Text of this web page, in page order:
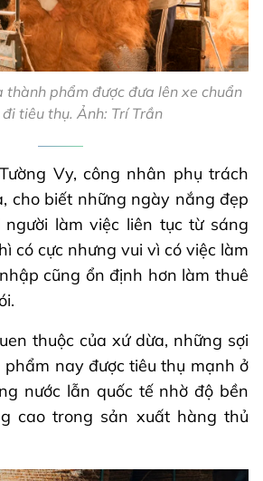
thành phẩm được đưa lên xe chuẩn
tiêu thụ. Ảnh: Trí Trần
Vy, công nhân phụ trách
cho biết những ngày nắng đẹp
làm việc liên tục từ sáng
có cực nhưng vui vì có việc làm
cũng ổn định hơn làm thuê
thuộc của xứ dừa, những sợi
nay được tiêu thụ mạnh ở
nước lẫn quốc tế nhờ độ bền
cao trong sản xuất hàng thủ